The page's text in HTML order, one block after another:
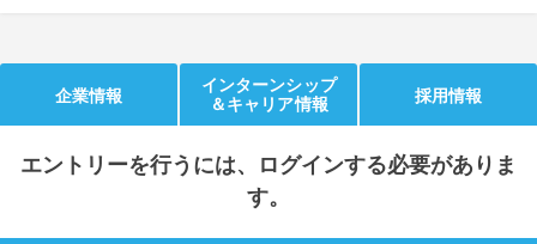
企業情報
インターンシップ
＆キャリア情報
採用情報
エントリーを行うには、ログインする必要がありま
す。